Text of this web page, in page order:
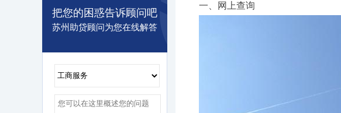
把您的困惑告诉顾问吧
苏州助贷顾问为您在线解答
一、网上查询